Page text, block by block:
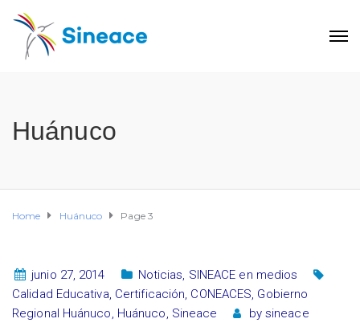
Huánuco
Home Huánuco Page 3
junio 27, 2014 Noticias, SINEACE en medios
Calidad Educativa, Certificación, CONEACES, Gobierno
Regional Huánuco, Huánuco, Sineace by sineace